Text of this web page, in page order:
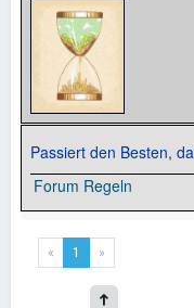
Passiert den Besten,
Forum Regeln
« 1 »